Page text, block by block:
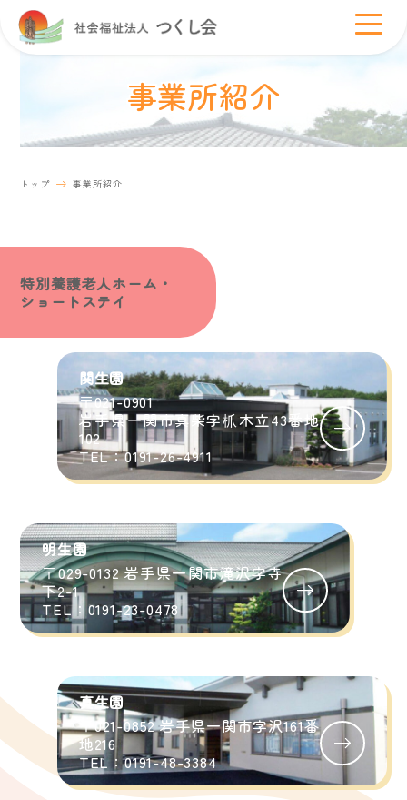
事業所紹介
トップ 事業所紹介
特別養護老人ホーム・
ショートステイ
関生園
〒021-0901
岩手県一関市真柴字枛木立43番地
102
TEL：0191-26-4911
明生園
〒029-0132 岩手県一関市滝沢字寺
下2-1
TEL：0191-23-0478
真生園
〒021-0852 岩手県一関市字沢161番
地216
TEL：0191-48-3384